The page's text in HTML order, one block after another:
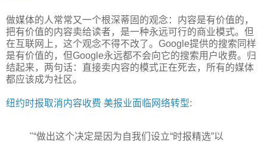
做媒体的人常常又一个根深蒂固的观念：内容是有价值的，
把有价值的内容卖给读者，是一种永远可行的商业模式。但
在互联网上，这个观念不得不改了。Google提供的搜索同样
是有价值的，但Google永远都不会向它的搜索用户收费。归
结起来，两句话：直接卖内容的模式正在死去，所有的媒体
都应该成为社区。
纽约时报取消内容收费 美报业面临网络转型:
"“做出这个决定是因为自我们设立“时报精选”以